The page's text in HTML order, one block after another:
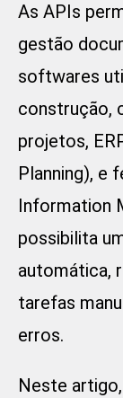
As APIs
gestão
softwares
construção,
projetos,
Planning), e
Information
possibilita
automática,
tarefas
erros.
Neste